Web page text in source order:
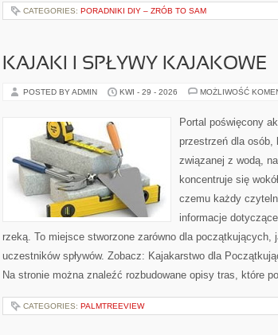
CATEGORIES: PORADNIKI DIY – ZRÓB TO SAM
KAJAKI I SPŁYWY KAJAKOWE
POSTED BY ADMIN KWI - 29 - 2026 MOŻLIWOŚĆ
Portal poświęcony
przestrzeń dla osób,
związanej z wodą,
koncentruje się
czemu każdy
informacje
rzeką. To miejsce stworzone zarówno dla początkujących,
uczestników spływów. Zobacz: Kajakarstwo dla
Na stronie można znaleźć rozbudowane opisy tras, które
CATEGORIES: PALMTREEVIEW